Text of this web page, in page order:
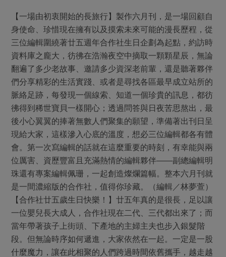
防災用品
最新產品
優惠專區
素食專區
樂齡友善
年菜食譜
養身食補
節慶大餐
高麗菜海鮮煎餅
傳到心坎裡，誠心又澎派
綠主張月刊
典藏閱覽室
最新消息
媒體報導
下載專區
地區活動
社務會議
活動報下載
【一場由初衷開始的長旅行】製作六月刊，是一場回顧自
身使命、珍惜現在擁有以及摸索未來可能的漫長歷程，從
三位編輯圍繞著廿五週年合作社生日企劃為起點，約訪時
資料庫之龐大，彷彿在浩瀚夜空中摘取一顆顆星辰，無論
翻遍了多少老故事、邀請多少資深老前輩，還是聽著夥伴
們分享精彩的生活實踐、或者是尋找各區最早成立站所的
脈絡足跡，每發現一個線索、知道一個珍貴的訊息，都彷
彿得到稀世寶貝一樣開心；透過問答與日夜苦思熬出，最
後小心翼翼的捧著無數人們聚集的願望，準備著出刊日呈
現給大家，這樣滲入心底的溫度，想必三位編輯都各有體
會。第一次寫編輯的話就在這麼重要的時刻，有幸能與兩
位厲害、資歷豐富且充滿熱情的編輯夥伴――副總編輯明
珠還有專案編輯佩珊，一起創造燦爛篇幅。整本六月刊就
是一間濃縮版的合作社，值得你珍藏。（編輯／林夢萱）
【合作社廿五歲生日快樂！】廿五年真的是很長，足以讓
一位嬰兒長大成人，合作社現在二代、三代都出來了；而
當年帶著孩子上街頭、下產地的主婦主夫也步入銀髮階
段。但無論時序如何遞進，大家依然在一起。一定是一股
什麼魔力，讓在此相聚的人們跨過時間依舊攜手，越走越